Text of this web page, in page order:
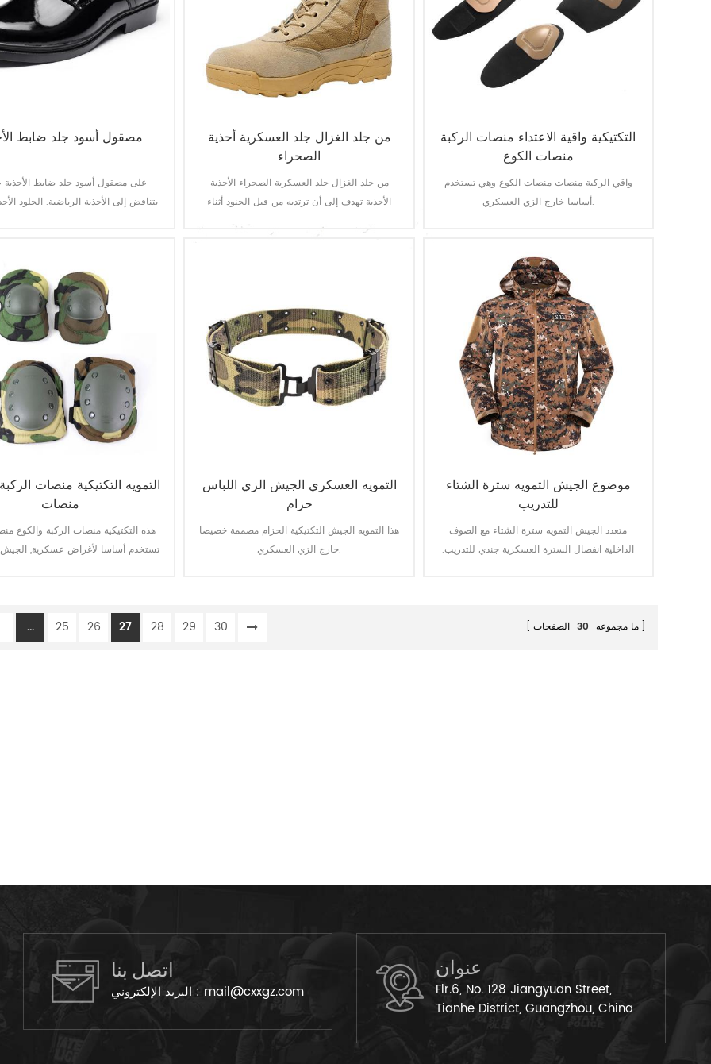
مصقول أسود جلد ضابط
على مصقول أسود جلد ضابط الأحذية
يتناقض إلى الأحذية الرياضية. الجلود
من جلد الغزال جلد العسكرية أحذية
الصحراء
من جلد الغزال جلد العسكرية الصحراء الأحذية
الأحذية تهدف إلى أن ترتديه من قبل الجنود أثناء
التكتيكية واقية الاعتداء منصات الركبة
منصات الكوع
واقي الركبة منصات منصات الكوع وهي تستخدم
أساسا خارج الزي العسكري.
التمويه التكتيكية منصات
منصات
هذه التكتيكية منصات الركبة والكوع
تستخدم أساسا لأغراض عسكرية,
التمويه العسكري الجيش الزي اللباس
حزام
هذا التمويه الجيش التكتيكية الحزام مصممة خصيصا
خارج الزي العسكري.
موضوع الجيش التمويه سترة الشتاء
للتدريب
متعدد الجيش التمويه سترة الشتاء مع الصوف
الداخلية انفصال السترة العسكرية جندي للتدريب.
... 25 26 27 28 29 30 ما مجموعه 30 الصفحات
اتصل بنا
البريد الإلكتروني : mail@cxxgz.com
عنوان
Flr.6, No. 128 Jiangyuan Street,
Tianhe District, Guangzhou, China